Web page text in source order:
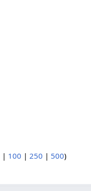
| 100 |250 | 500)